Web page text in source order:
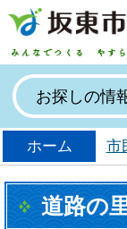
ホーム 市
道路の